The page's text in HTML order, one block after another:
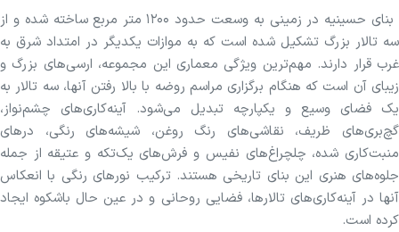
بنای حسینیه در زمینی به وسعت حدود ۱۲۰۰ متر مربع ساخته شده و از
سه تالار بزرگ تشکیل شده است که به موازات یکدیگر در امتداد شرق به
غرب قرار دارند. مهم‌ترین ویژگی معماری این مجموعه، ارسی‌های بزرگ و
زیبای آن است که هنگام برگزاری مراسم روضه با بالا رفتن آنها، سه تالار به
یک فضای وسیع و یکپارچه تبدیل می‌شود. آینه‌کاری‌های چشم‌نواز،
گچ‌بری‌های ظریف، نقاشی‌های رنگ روغن، شیشه‌های رنگی، در‌های
منبت‌کاری شده، چلچراغ‌های نفیس و فرش‌های یک‌تکه و عتیقه از جمله
جلوه‌های هنری این بنای تاریخی هستند. ترکیب نور‌های رنگی با انعکاس
آنها در آینه‌کاری‌های تالارها، فضایی روحانی و در عین حال باشکوه ایجاد
کرده است.